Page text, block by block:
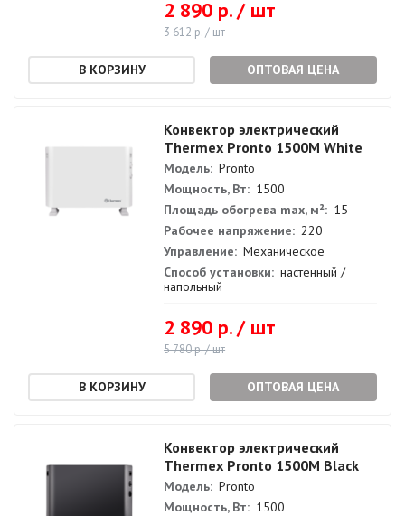
2 890 р. / шт
3 612 р. / шт
ОПТОВАЯ ЦЕНА
Конвектор электрический
Thermex Pronto 1500M White
Модель: Pronto
Мощность, Вт: 1500
Площадь обогрева max, м²: 15
Рабочее напряжение: 220
Управление: Механическое
Способ установки: настенный /
напольный
2 890 р. / шт
5 780 р. / шт
ОПТОВАЯ ЦЕНА
Конвектор электрический
Thermex Pronto 1500M Black
Модель: Pronto
Мощность, Вт: 1500